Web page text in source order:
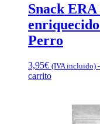
Snack
Perro
3,95€ (IVA incluido) -
carrito